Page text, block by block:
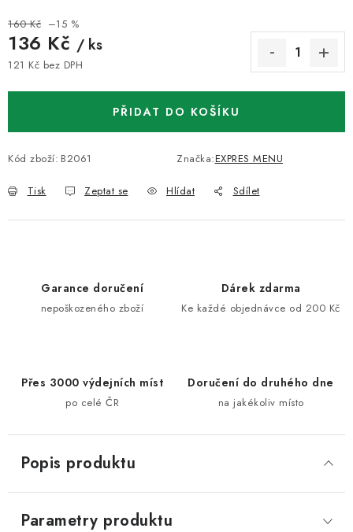
160 Kč –15 %
136 Kč / ks
121 Kč bez DPH
PŘIDAT DO KOŠÍKU
Kód zboží: B2061 Značka:EXPRES MENU
Tisk Zeptat se Hlídat Sdílet
Garance doručení
nepoškozeného zboží
Dárek zdarma
Ke každé objednávce od 200 Kč
Přes 3000 výdejních míst
po celé ČR
Doručení do druhého dne
na jakékoliv místo
Popis produktu
Parametry produktu